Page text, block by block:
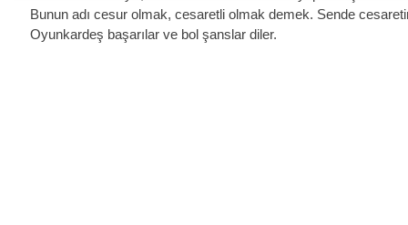
Bunun adı cesur olmak, cesaretli olmak demek. Sende
Oyunkardeş başarılar ve bol şanslar diler.